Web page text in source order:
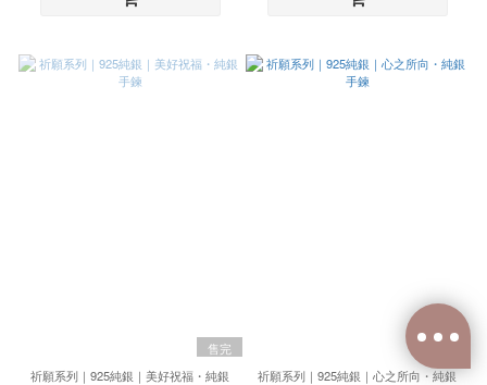
售完
祈願系列｜925純銀｜美好祝福・純銀
祈願系列｜925純銀｜心之所向・純銀